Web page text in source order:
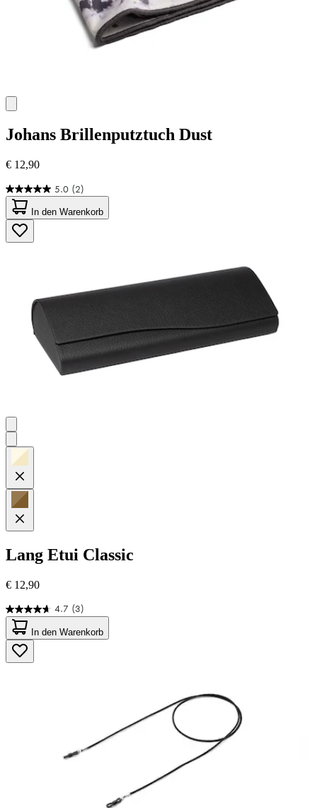
Johans Brillenputztuch Dust
€ 12,90
5.0 (2)
5.0
von
5
Sternen.
2
In den Warenkorb
Lang Etui Classic
€ 12,90
4.7 (3)
4.7
von
5
Sternen.
3
In den Warenkorb